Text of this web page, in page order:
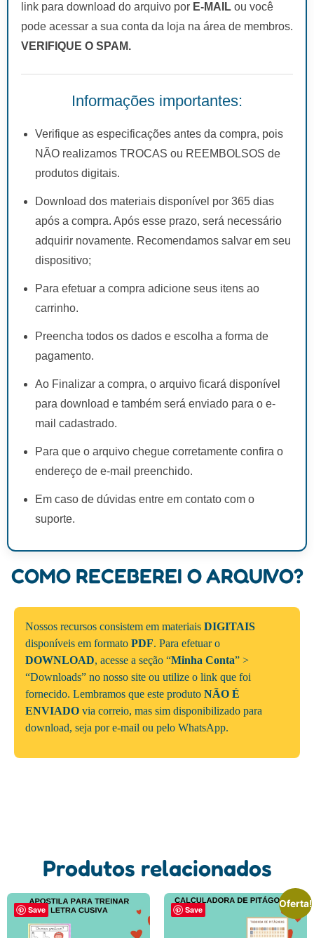
link para download do arquivo por E-MAIL ou você
pode acessar a sua conta da loja na área de membros.
VERIFIQUE O SPAM.
Informações importantes:
Verifique as especificações antes da compra, pois
NÃO realizamos TROCAS ou REEMBOLSOS de
produtos digitais.
Download dos materiais disponível por 365 dias
após a compra. Após esse prazo, será necessário
adquirir novamente. Recomendamos salvar em seu
dispositivo;
Para efetuar a compra adicione seus itens ao
carrinho.
Preencha todos os dados e escolha a forma de
pagamento.
Ao Finalizar a compra, o arquivo ficará disponível
para download e também será enviado para o e-
mail cadastrado.
Para que o arquivo chegue corretamente confira o
endereço de e-mail preenchido.
Em caso de dúvidas entre em contato com o
suporte.
COMO RECEBEREI O ARQUIVO?
Nossos recursos consistem em materiais DIGITAIS
disponíveis em formato PDF. Para efetuar o
DOWNLOAD, acesse a seção “Minha Conta” >
“Downloads” no nosso site ou utilize o link que foi
fornecido. Lembramos que este produto NÃO É
ENVIADO via correio, mas sim disponibilizado para
download, seja por e-mail ou pelo WhatsApp.
Produtos relacionados
Save Save
Oferta!